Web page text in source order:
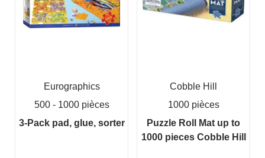
Eurographics
500 - 1000 pièces
3-Pack pad, glue, sorter
Cobble Hill
1000 pièces
Puzzle Roll Mat up to
1000 pieces Cobble Hill